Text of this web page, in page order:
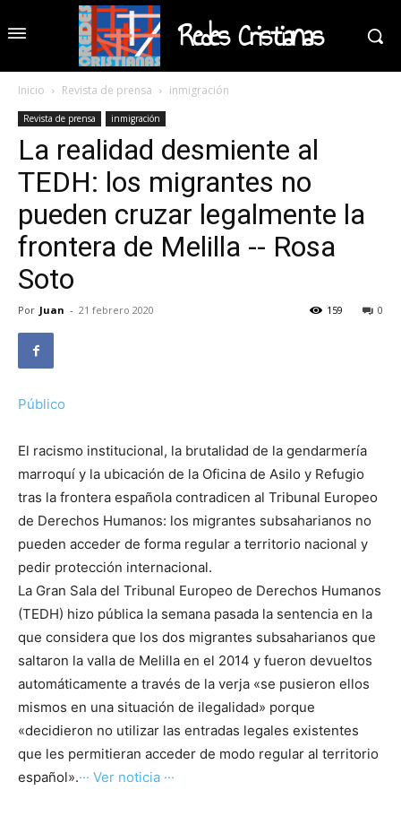
Redes Cristianas
Inicio Revista de prensa inmigración
Revista de prensa inmigración
La realidad desmiente al
TEDH: los migrantes no
pueden cruzar legalmente la
frontera de Melilla -- Rosa
Soto
Por Juan - 21 febrero 2020 0
159
Público
El racismo institucional, la brutalidad de la gendarmería
marroquí y la ubicación de la Oficina de Asilo y Refugio
tras la frontera española contradicen al Tribunal Europeo
de Derechos Humanos: los migrantes subsaharianos no
pueden acceder de forma regular a territorio nacional y
pedir protección internacional.
La Gran Sala del Tribunal Europeo de Derechos Humanos
(TEDH) hizo pública la semana pasada la sentencia en la
que considera que los dos migrantes subsaharianos que
saltaron la valla de Melilla en el 2014 y fueron devueltos
automáticamente a través de la verja «se pusieron ellos
mismos en una situación de ilegalidad» porque
«decidieron no utilizar las entradas legales existentes
que les permitieran acceder de modo regular al territorio
español».··· Ver noticia ···